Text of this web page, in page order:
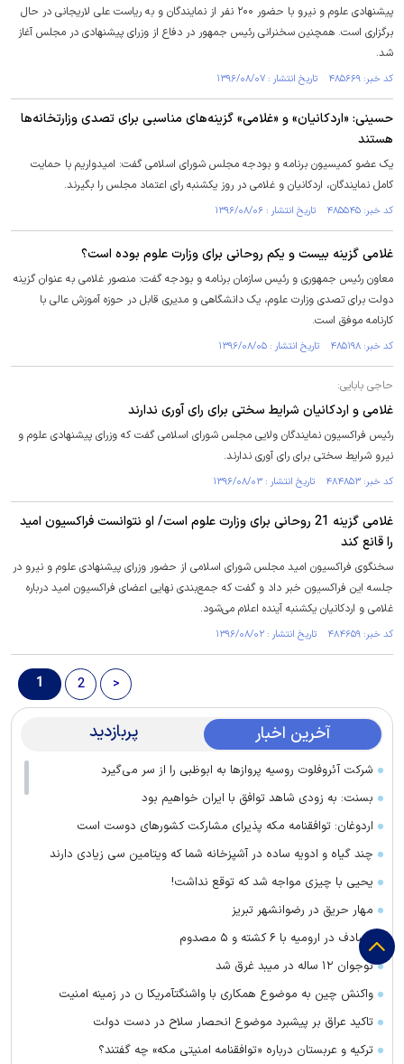
پیشنهادی علوم و نیرو با حضور ۲۰۰ نفر از نمایندگان و به ریاست علی لاریجانی در حال
برگزاری است. همچنین سخنرانی رئیس جمهور در دفاع از وزرای پیشنهادی در مجلس آغاز
شد.
کد خبر: ۴۸۵۶۶۹ تاریخ انتشار : ۱۳۹۶/۰۸/۰۷
حسینی: «اردکانیان» و «غلامی» گزینه‌های مناسبی برای تصدی وزارتخانه‌ها
هستند
یک عضو کمیسیون برنامه و بودجه مجلس شورای اسلامی گفت: امیدواریم با حمایت
کامل نمایندگان، اردکانیان و غلامی در روز یکشنبه رای اعتماد مجلس را بگیرند.
کد خبر: ۴۸۵۵۴۵ تاریخ انتشار : ۱۳۹۶/۰۸/۰۶
غلامی گزینه بیست و یکم روحانی برای وزارت علوم بوده است؟
معاون رئیس جمهوری و رئیس سازمان برنامه و بودجه گفت: منصور غلامی به عنوان گزینه
دولت برای تصدی وزارت علوم، یک دانشگاهی و مدیری قابل در حوزه آموزش عالی با
کارنامه موفق است.
کد خبر: ۴۸۵۱۹۸ تاریخ انتشار : ۱۳۹۶/۰۸/۰۵
حاجی بابایی:
غلامی و اردکانیان شرایط سختی برای رای آوری ندارند
رئیس فراکسیون نمایندگان ولایی مجلس شورای اسلامی گفت که وزرای پیشنهادی علوم و
نیرو شرایط سختی برای رای آوری ندارند.
کد خبر: ۴۸۴۸۵۳ تاریخ انتشار : ۱۳۹۶/۰۸/۰۳
غلامی گزینه 21 روحانی برای وزارت علوم است/ او نتوانست فراکسیون امید
را قانع کند
سخنگوی فراکسیون امید مجلس شورای اسلامی از حضور وزرای پیشنهادی علوم و نیرو در
جلسه‌ این فراکسیون خبر داد و گفت که جمع‌بندی نهایی اعضای فراکسیون امید درباره
غلامی و اردکانیان یکشنبه آینده اعلام می‌شود.
کد خبر: ۴۸۴۶۵۹ تاریخ انتشار : ۱۳۹۶/۰۸/۰۲
1 2 >
آخرین اخبار پربازدید
شرکت آئروفلوت روسیه پرواز‌ها به ابوظبی را از سر می‌گیرد
بسنت: به زودی شاهد توافق با ایران خواهیم بود
اردوغان: توافقنامه مکه پذیرای مشارکت کشور‌های دوست است
چند گیاه و ادویه ساده در آشپزخانه شما که ویتامین سی زیادی دارند
یحیی با چیزی مواجه شد که توقع نداشت!
مهار حریق در رضوانشهر تبریز
تصادف در ارومیه با ۶ کشته و ۵ مصدوم
نوجوان ۱۲ ساله در میبد غرق شد
واکنش چین به موضوع همکاری با واشنگتآمریکا ن در زمینه امنیت
تاکید عراق بر پیشبرد موضوع انحصار سلاح در دست دولت
ترکیه و عربستان درباره «توافقنامه امنیتی مکه» چه گفتند؟